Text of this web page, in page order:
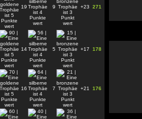
19 9 +23 271
14 5 +17 178
16 7 +21 176